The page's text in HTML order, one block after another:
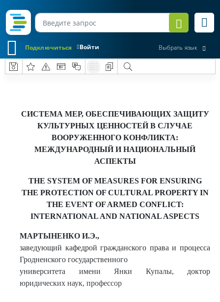
Войти
Подключиться Выбрать язык
СИСТЕМА МЕР, ОБЕСПЕЧИВАЮЩИХ ЗАЩИТУ
КУЛЬТУРНЫХ ЦЕННОСТЕЙ В СЛУЧАЕ
ВООРУЖЕННОГО КОНФЛИКТА:
МЕЖДУНАРОДНЫЙ И НАЦИОНАЛЬНЫЙ
АСПЕКТЫ
THE SYSTEM OF MEASURES FOR ENSURING
THE PROTECTION OF CULTURAL PROPERTY IN
THE EVENT OF ARMED CONFLICT:
INTERNATIONAL AND NATIONAL ASPECTS
МАРТЫНЕНКО И.Э.,
заведующий кафедрой гражданского права и процесса
Гродненского государственного
университета имени Янки Купалы, доктор
юридических наук, профессор